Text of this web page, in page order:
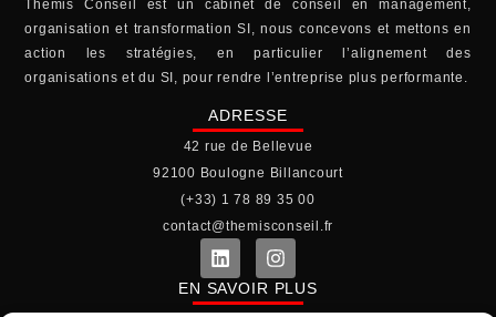
Thémis Conseil est un cabinet de conseil en management,
organisation et transformation SI, nous concevons et mettons en
action les stratégies, en particulier l’alignement des
organisations et du SI, pour rendre l’entreprise plus performante.
ADRESSE
42 rue de Bellevue
92100 Boulogne Billancourt
(+33) 1 78 89 35 00
contact@themisconseil.fr
EN SAVOIR PLUS